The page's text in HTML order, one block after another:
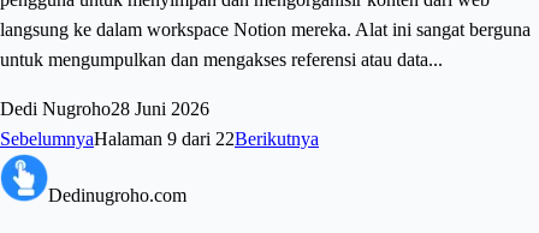
langsung ke dalam workspace Notion mereka. Alat ini sangat berguna
untuk mengumpulkan dan mengakses referensi atau data...
Dedi Nugroho28 Juni 2026
SebelumnyaHalaman 9 dari 22Berikutnya
Dedinugroho.com